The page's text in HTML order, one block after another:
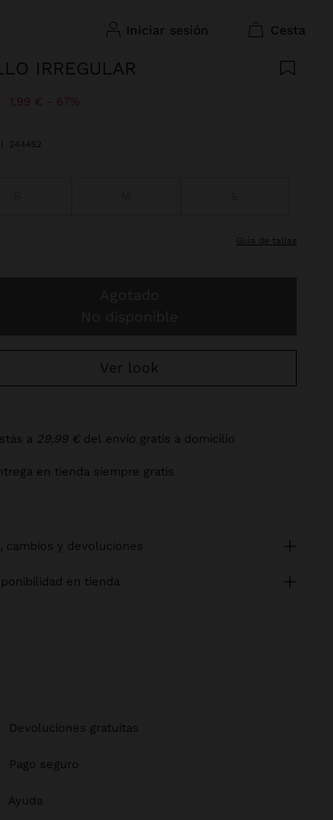
iniciar sesión cesta
IRREGULAR
de
1,99 € 67%
244452
guía de tallas
Ver look
a 29,99 € del envío gratis a domicilio
en tienda siempre gratis
cambios y devoluciones
en tienda
Devoluciones gratuitas
Pago seguro
Ayuda